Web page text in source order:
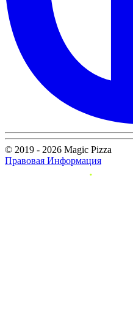
© 2019 - 2026 Magic Pizza
Правовая Информация